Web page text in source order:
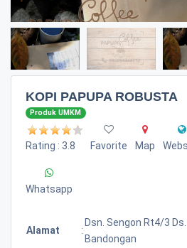
KOPI PAPUPA ROBUSTA
Produk UMKM
Rating : 3.8 Favorite Map
Whatsapp
Alamat :
Dsn. Sengon Rt4/3
Bandongan